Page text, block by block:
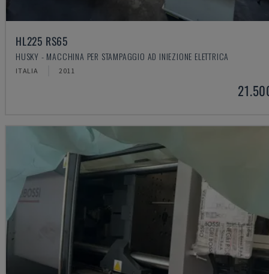
HL225 RS65
HUSKY - MACCHINA PER STAMPAGGIO AD INIEZIONE ELETTRICA
ITALIA 2011